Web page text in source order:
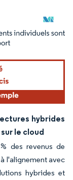
attribution sous CC BY
hybrides
le cloud
des revenus de
l'alignement avec
hybrides et